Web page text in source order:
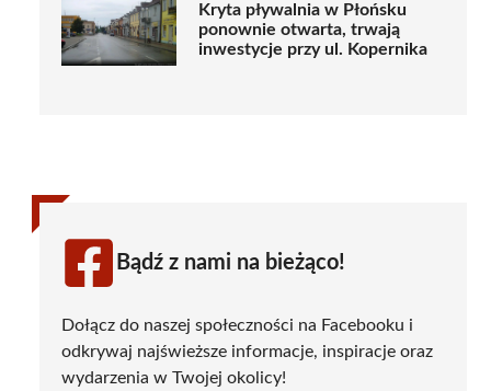
Kryta pływalnia w Płońsku
ponownie otwarta, trwają
inwestycje przy ul. Kopernika
Bądź z nami na bieżąco!
Dołącz do naszej społeczności na Facebooku i
odkrywaj najświeższe informacje, inspiracje oraz
wydarzenia w Twojej okolicy!